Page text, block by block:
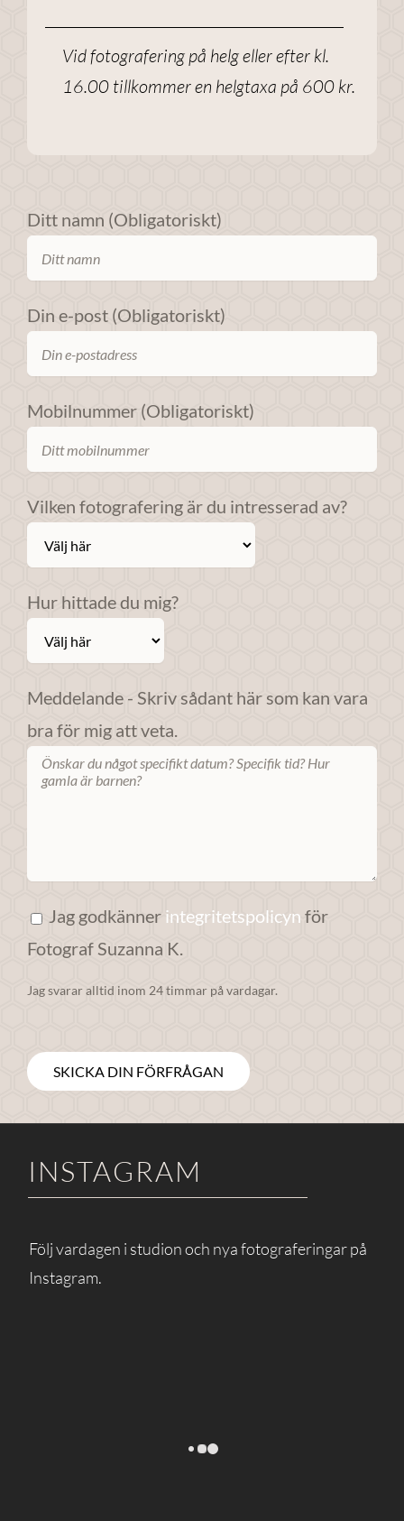
Vid fotografering på helg eller efter kl.
16.00 tillkommer en helgtaxa på 600 kr.
Ditt namn (Obligatoriskt)
Din e-post (Obligatoriskt)
Mobilnummer (Obligatoriskt)
Vilken fotografering är du intresserad av?
Hur hittade du mig?
Meddelande - Skriv sådant här som kan vara
bra för mig att veta.
Jag godkänner integritetspolicyn för
Fotograf Suzanna K.
Jag svarar alltid inom 24 timmar på vardagar.
INSTAGRAM
Följ vardagen i studion och nya fotograferingar på
Instagram.